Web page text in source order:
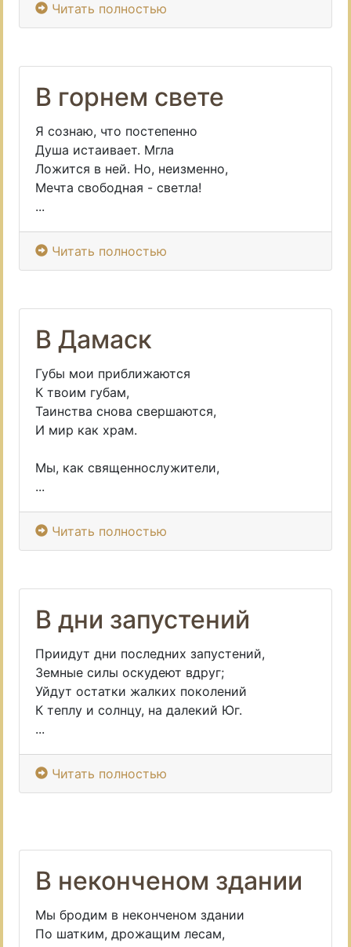
Читать полностью
В горнем свете
Я сознаю, что постепенно
Душа истаивает. Мгла
Ложится в ней. Но, неизменно,
Мечта свободная - светла!
...
Читать полностью
В Дамаск
Губы мои приближаются
К твоим губам,
Таинства снова свершаются,
И мир как храм.
Мы, как священнослужители,
...
Читать полностью
В дни запустений
Приидут дни последних запустений,
Земные силы оскудеют вдруг;
Уйдут остатки жалких поколений
К теплу и солнцу, на далекий Юг.
...
Читать полностью
В неконченом здании
Мы бродим в неконченом здании
По шатким, дрожащим лесам,